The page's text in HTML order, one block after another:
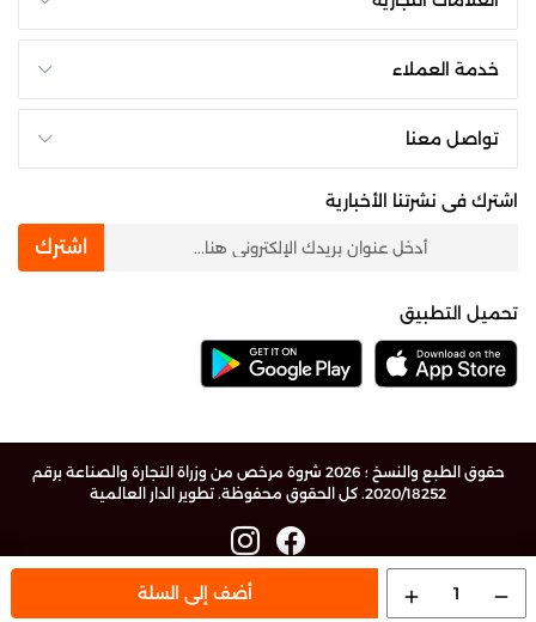
remove
1
add أضف إلى السلة
خدمة العملاء
تواصل معنا
اشترك فى نشرتنا الأخبارية
اشترك
تحميل التطبيق
حقوق الطبع والنسخ ؛ 2026 شروة مرخص من وزراة التجارة والصناعة برقم
2020/18252. كل الحقوق محفوظة.
تطوير الدار العالمية